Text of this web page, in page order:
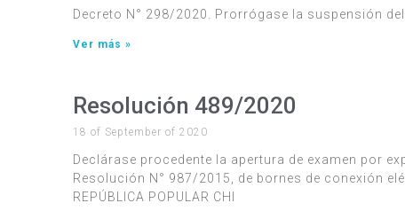
Decreto N° 298/2020. Prorrógase la suspensión
Ver más »
Resolución 489/2020
18 of September of 2020
Declárase procedente la apertura de examen por
Resolución N° 987/2015, de bornes de conexión
REPÚBLICA POPULAR CHI